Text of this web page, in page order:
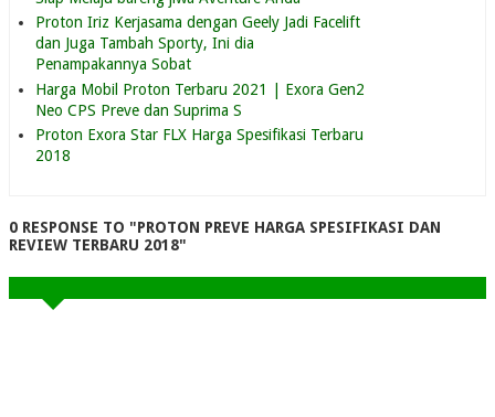
Proton Iriz Kerjasama dengan Geely Jadi Facelift
dan Juga Tambah Sporty, Ini dia
Penampakannya Sobat
Harga Mobil Proton Terbaru 2021 | Exora Gen2
Neo CPS Preve dan Suprima S
Proton Exora Star FLX Harga Spesifikasi Terbaru
2018
0 RESPONSE TO "PROTON PREVE HARGA SPESIFIKASI DAN
REVIEW TERBARU 2018"